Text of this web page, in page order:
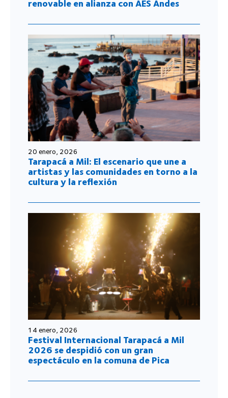
renovable en alianza con AES Andes
20 enero, 2026
Tarapacá a Mil: El escenario que une a
artistas y las comunidades en torno a la
cultura y la reflexión
14 enero, 2026
Festival Internacional Tarapacá a Mil
2026 se despidió con un gran
espectáculo en la comuna de Pica